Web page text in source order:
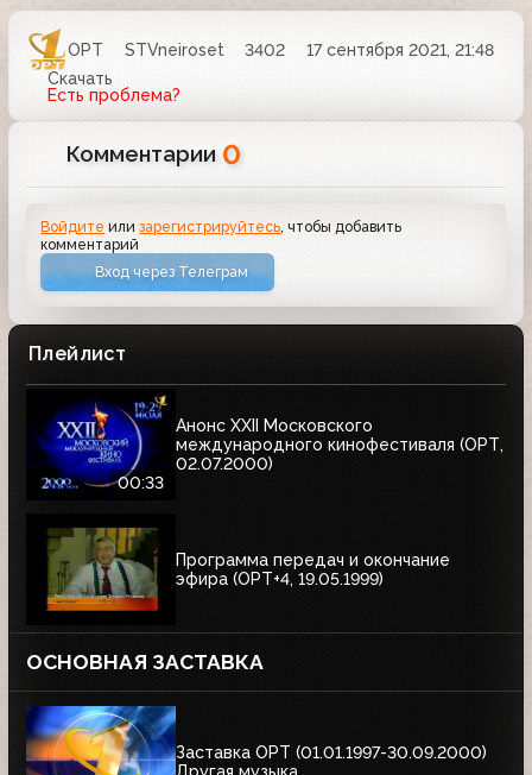
ОРТ STVneiroset 3402
17 сентября 2021, 21:48
Скачать
Есть проблема?
Комментарии 0
Войдите илизарегистрируйтесь, чтобы добавить
комментарий
Вход через Телеграм
Плейлист
00:33
Анонс XXII Московского
международного кинофестиваля (ОРТ,
02.07.2000)
Программа передач и окончание
эфира (ОРТ+4, 19.05.1999)
ОСНОВНАЯ ЗАСТАВКА
Заставка ОРТ (01.01.1997-30.09.2000)